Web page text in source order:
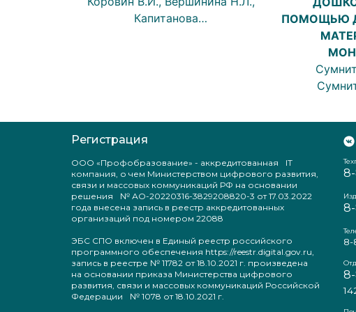
Капитанова…
ПОМОЩЬЮ
Регистрация
ООО «Профобразование» - аккредитованная IT
компания, о чем Министерством цифрового развития,
связи и массовых коммуникаций РФ на основании
решения № АО-20220316-3829208820-3 от 17.03.2022
года внесена запись в реестр аккредитованных
организаций под номером 22088
ЭБС СПО включен в Единый реестр российского
программного обеспечения https://reestr.digital.gov.ru,
запись в реестре № 11782 от 18.10.2021 г. произведена
на основании приказа Министерства цифрового
развития, связи и массовых коммуникаций Российской
Федерации № 1078 от 18.10.2021 г.
8-